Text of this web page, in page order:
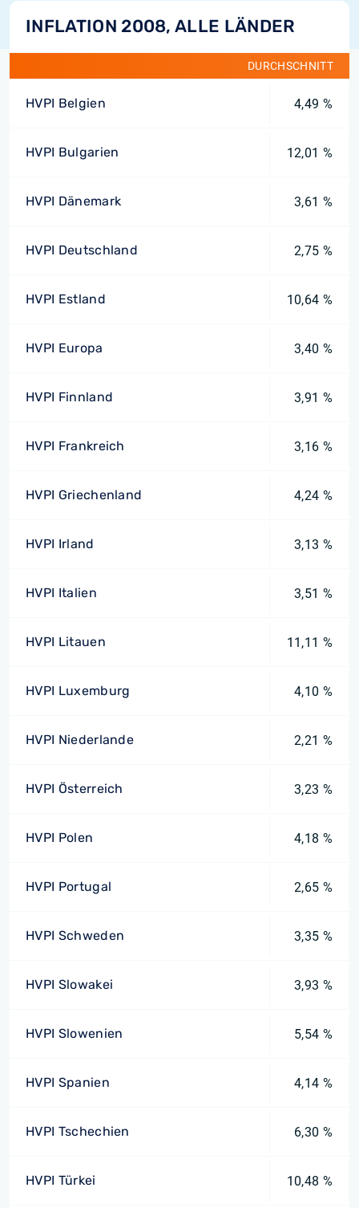
INFLATION 2008, ALLE LÄNDER
DURCHSCHNITT
HVPI Belgien 4,49 %
HVPI Bulgarien 12,01 %
HVPI Dänemark 3,61 %
HVPI Deutschland 2,75 %
HVPI Estland 10,64 %
HVPI Europa 3,40 %
HVPI Finnland 3,91 %
HVPI Frankreich 3,16 %
HVPI Griechenland 4,24 %
HVPI Irland 3,13 %
HVPI Italien 3,51 %
HVPI Litauen 11,11 %
HVPI Luxemburg 4,10 %
HVPI Niederlande 2,21 %
HVPI Österreich 3,23 %
HVPI Polen 4,18 %
HVPI Portugal 2,65 %
HVPI Schweden 3,35 %
HVPI Slowakei 3,93 %
HVPI Slowenien 5,54 %
HVPI Spanien 4,14 %
HVPI Tschechien 6,30 %
HVPI Türkei 10,48 %